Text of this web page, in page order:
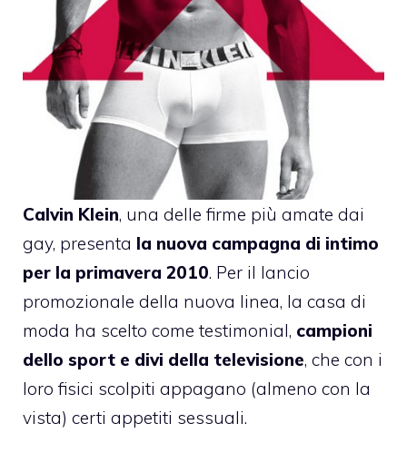
Calvin Klein, una delle firme più amate dai
gay, presenta la nuova campagna di intimo
per la primavera 2010. Per il lancio
promozionale della nuova linea, la casa di
moda ha scelto come testimonial, campioni
dello sport e divi della televisione, che con i
loro fisici scolpiti appagano (almeno con la
vista) certi appetiti sessuali.